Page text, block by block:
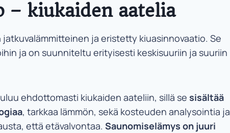
– kiukaiden aatelia
jatkuvalämmitteinen ja eristetty kiuasinnovaatio. Se
ja on suunniteltu erityisesti keskisuuriin ja suuriin
ehdottomasti kiukaiden aateliin, sillä se sisältää
, tarkkaa lämmön, sekä kosteuden analysointia ja
että etävalvontaa. Saunomiselämys on juuri